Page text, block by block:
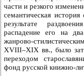
части и резкого
семантическая история
результате
распадение его на
жанрово-
XVIII–XIX вв., было
переходом
фонд русской книжно-